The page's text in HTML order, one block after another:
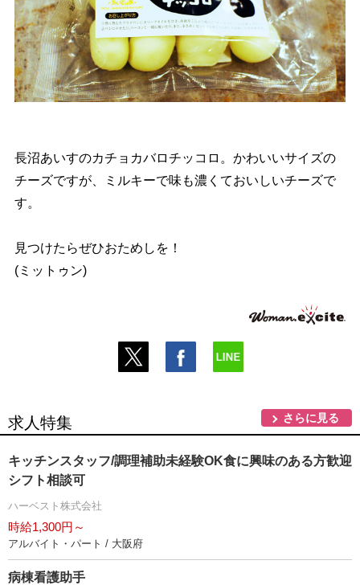
長沼あいすのカチョカバロチッコロ。かわいいサイズの
チーズですが、ミルキーで味も濃くておいしいチーズで
す。
見つけたらぜひおためしを！
(ミットゥン)
求人特集 さらに見る
キッチンスタッフ/調理補助未経験OK食に興味のある方歓迎
シフト相談可
ハーベスト株式会社
時給1,300円～
アルバイト・パート / 大阪府
病棟看護助手